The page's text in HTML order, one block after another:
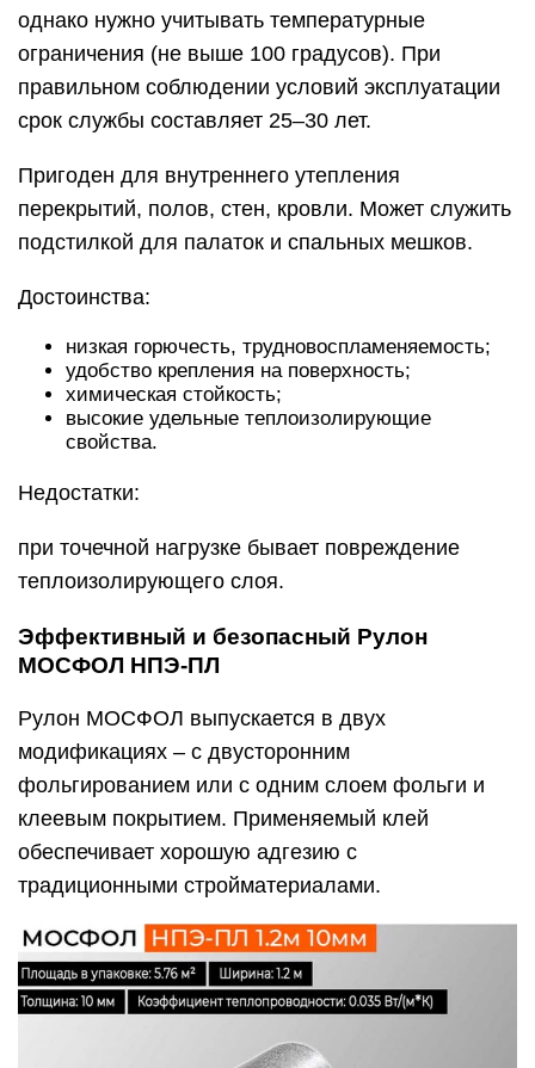
однако нужно учитывать температурные
ограничения (не выше 100 градусов). При
правильном соблюдении условий эксплуатации
срок службы составляет 25–30 лет.
Пригоден для внутреннего утепления
перекрытий, полов, стен, кровли. Может служить
подстилкой для палаток и спальных мешков.
Достоинства:
низкая горючесть, трудновоспламеняемость;
удобство крепления на поверхность;
химическая стойкость;
высокие удельные теплоизолирующие
свойства.
Недостатки:
при точечной нагрузке бывает повреждение
теплоизолирующего слоя.
Эффективный и безопасный Рулон
МОСФОЛ НПЭ-ПЛ
Рулон МОСФОЛ выпускается в двух
модификациях – с двусторонним
фольгированием или с одним слоем фольги и
клеевым покрытием. Применяемый клей
обеспечивает хорошую адгезию с
традиционными стройматериалами.